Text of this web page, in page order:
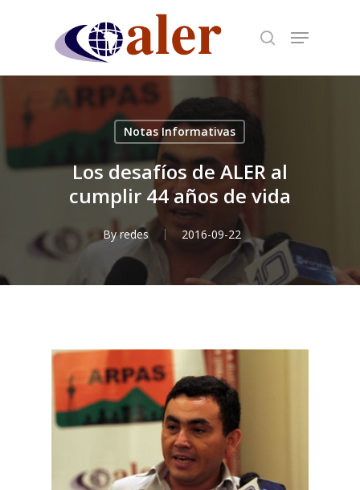
content
Notas Informativas
Los desafíos de ALER al
cumplir 44 años de vida
By redes 2016-09-22